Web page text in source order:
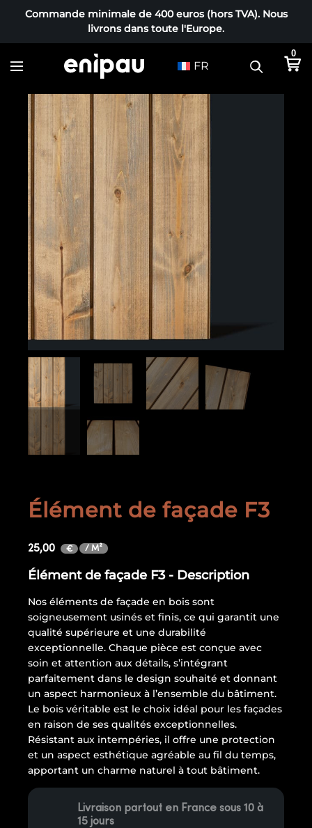
Commande minimale de 400 euros (hors TVA). Nous
livrons dans toute l'Europe.
FR
0
Élément de façade F3
25,00 € / M²
Élément de façade F3 - Description
Nos éléments de façade en bois sont
soigneusement usinés et finis, ce qui garantit une
qualité supérieure et une durabilité
exceptionnelle. Chaque pièce est conçue avec
soin et attention aux détails, s’intégrant
parfaitement dans le design souhaité et donnant
un aspect harmonieux à l’ensemble du bâtiment.
Le bois véritable est le choix idéal pour les façades
en raison de ses qualités exceptionnelles.
Résistant aux intempéries, il offre une protection
et un aspect esthétique agréable au fil du temps,
apportant un charme naturel à tout bâtiment.
Livraison partout en France sous 10 à
15 jours